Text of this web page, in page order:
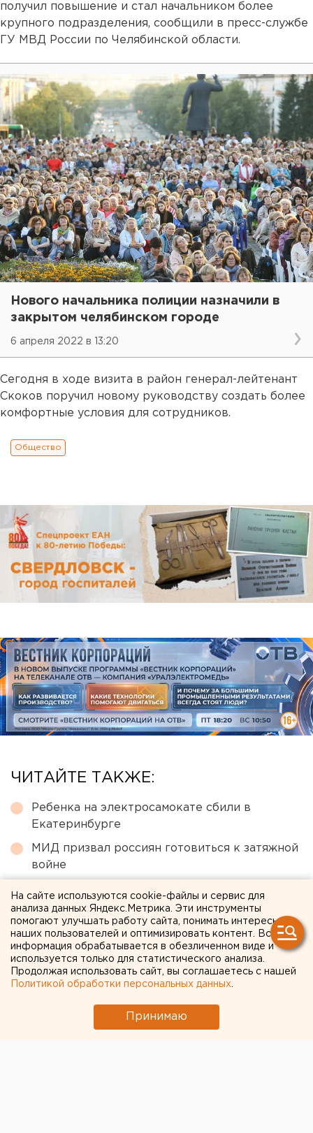
получил повышение и стал начальником более
крупного подразделения, сообщили в пресс-службе
ГУ МВД России по Челябинской области.
Нового начальника полиции назначили в
закрытом челябинском городе
6 апреля 2022 в 13:20
Сегодня в ходе визита в район генерал-лейтенант
Скоков поручил новому руководству создать более
комфортные условия для сотрудников.
Общество
ЧИТАЙТЕ ТАКЖЕ:
Ребенка на электросамокате сбили в
Екатеринбурге
МИД призвал россиян готовиться к затяжной
войне
Приложение УБРиР возобновило работу
Возвращение смертной казни в России сочли
преждевременным
Участок с челябинским элеватором выставят
на аукцион по КРТ в этом году
На сайте используются cookie-файлы и сервис для
анализа данных Яндекс.Метрика. Эти инструменты
помогают улучшать работу сайта, понимать интересы
наших пользователей и оптимизировать контент. Вся
информация обрабатывается в обезличенном виде и
используется только для статистического анализа.
Продолжая использовать сайт, вы соглашаетесь с нашей
Политикой обработки персональных данных
Принимаю